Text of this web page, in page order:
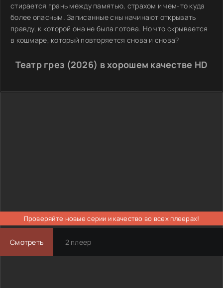
стирается грань между памятью, страхом и чем-то куда
более опасным. Записанные сны начинают открывать
правду, к которой она не была готова. Но что скрывается
в кошмаре, который повторяется снова и снова?
Театр грез (2026) в хорошем качестве HD
Проверяйте новые серии и качество во всех плеерах!
Смотреть 2 плеер